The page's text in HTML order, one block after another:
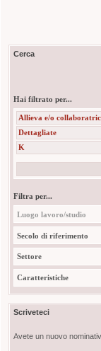
Cerca
Hai filtrato per...
Allieva e/o
Dettagliate
K
Filtra per...
Luogo lavoro/studio
Secolo di riferimento
Settore
Caratteristiche
Scriveteci
Avete un nuovo